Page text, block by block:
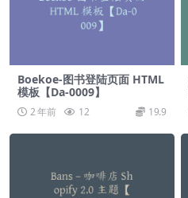
Boekoe-图书登陆页面 HTML
模板【Da-0009】
2 年前 12 19.9